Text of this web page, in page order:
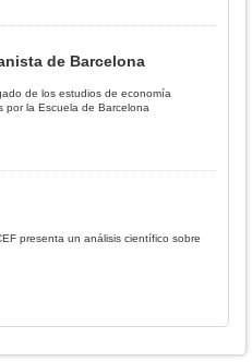
de Barcelona
de los estudios de economía
por la Escuela de Barcelona
presenta un análisis científico sobre